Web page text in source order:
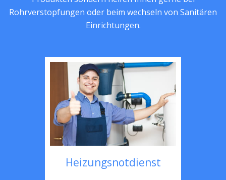
Rohrverstopfungen oder beim wechseln von Sanitären
Einrichtungen.
Heizungsnotdienst